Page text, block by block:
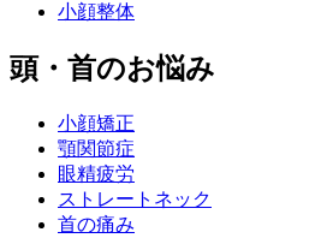
小顔整体
頭・首のお悩み
小顔矯正
顎関節症
眼精疲労
ストレートネック
首の痛み